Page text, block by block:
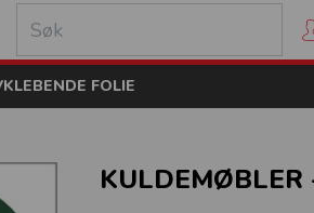
FOLIE
KULDEMØBLER